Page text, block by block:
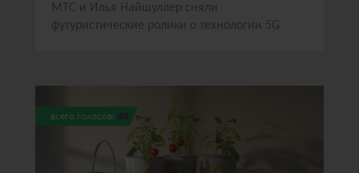
МТС и Илья Найшуллер сняли
футуристические ролики о технологии 5G
всего голосов: 188